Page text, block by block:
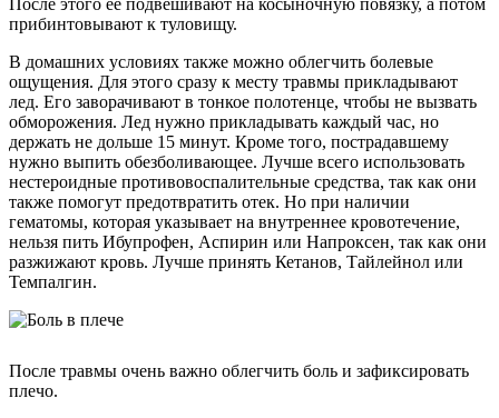
После этого ее подвешивают на косыночную повязку, а потом
прибинтовывают к туловищу.
В домашних условиях также можно облегчить болевые
ощущения. Для этого сразу к месту травмы прикладывают
лед. Его заворачивают в тонкое полотенце, чтобы не вызвать
обморожения. Лед нужно прикладывать каждый час, но
держать не дольше 15 минут. Кроме того, пострадавшему
нужно выпить обезболивающее. Лучше всего использовать
нестероидные противовоспалительные средства, так как они
также помогут предотвратить отек. Но при наличии
гематомы, которая указывает на внутреннее кровотечение,
нельзя пить Ибупрофен, Аспирин или Напроксен, так как они
разжижают кровь. Лучше принять Кетанов, Тайлейнол или
Темпалгин.
После травмы очень важно облегчить боль и зафиксировать
плечо.